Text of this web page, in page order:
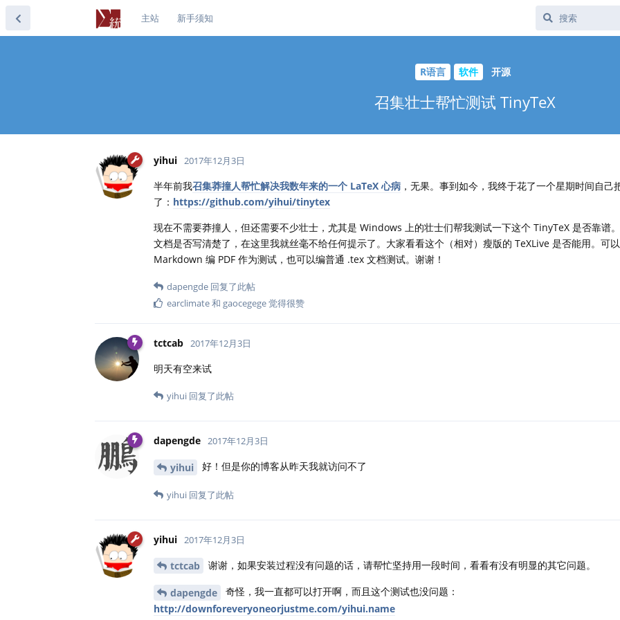
主站 新手须知
R语言 软件 开源
召集壮士帮忙测试 TinyTeX
yihui 2017年12月3日
半年前我召集莽撞人帮忙解决我数年来的一个 LaTeX 心病 ，无果。事到如今，我终于花了一个星期时间自己
了： https://github.com/yihui/tinytex
现在不需要莽撞人，但还需要不少壮士，尤其是 Windows 上的壮士们帮我测试一下这个 TinyTeX 是否靠谱
文档是否写清楚了，在这里我就丝毫不给任何提示了。大家看看这个（相对）瘦版的 TeXLive 是否能用。可
Markdown 编 PDF 作为测试，也可以编普通 .tex 文档测试。谢谢！
dapengde 回复了此帖
earclimate和 gaocegege觉得很赞
tctcab 2017年12月3日
明天有空来试
yihui 回复了此帖
dapengde 2017年12月3日
yihui 好！但是你的博客从昨天我就访问不了
yihui 回复了此帖
yihui 2017年12月3日
tctcab 谢谢，如果安装过程没有问题的话，请帮忙坚持用一段时间，看看有没有明显的其它问题。
dapengde
奇怪，我一直都可以打开啊，而且这个测试也没问题：
http://downforeveryoneorjustme.com/yihui.name